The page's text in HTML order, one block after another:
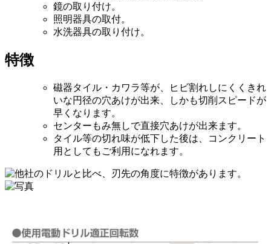
鏡の取り付け。
照明器具の取付。
水洗器具の取り付け。
特徴
磁器タイル・カワラ等が、ヒビ割れしにくくきれ
いな円径の穴あけが出来、しかも切削スピードが
早くなります。
センターもみ無しで直接穴あけが出来ます。
タイル等の切れ味が低下した後は、コンクリート
用としてもご利用になれます。